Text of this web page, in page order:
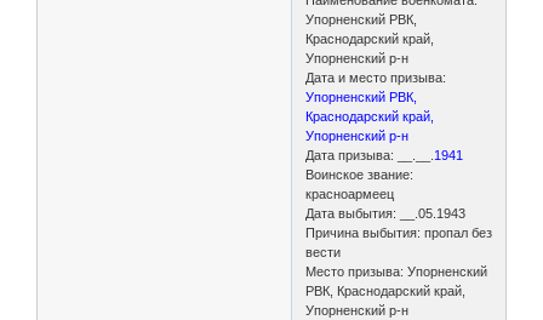
Упорненский РВК,
Краснодарский край,
Упорненский р-н
Дата и место призыва:
Упорненский РВК,
Краснодарский край,
Упорненский р-н
Дата призыва: __.__. 1941
Воинское звание:
красноармеец
Дата выбытия: __.05.1943
Причина выбытия: пропал без
вести
Место призыва: Упорненский
РВК, Краснодарский край,
Упорненский р-н